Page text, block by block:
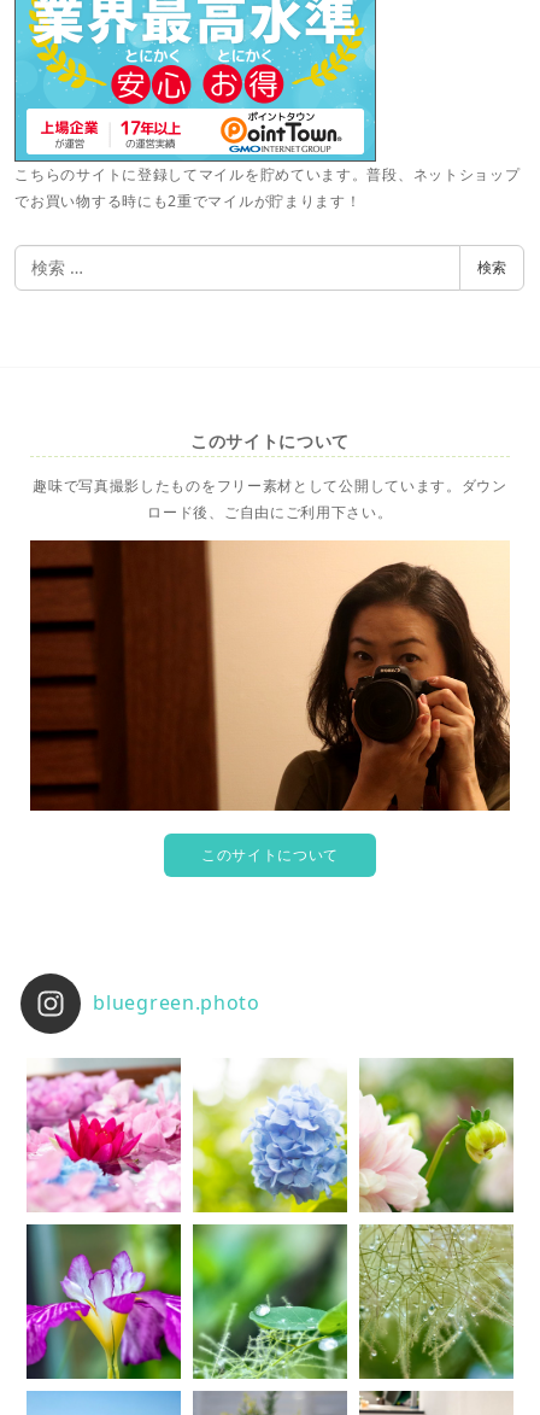
こちらのサイトに登録してマイルを貯めています。普段、ネットショップ
でお買い物する時にも2重でマイルが貯まります！
検
索
検索
このサイトについて
趣味で写真撮影したものをフリー素材として公開しています。ダウン
ロード後、ご自由にご利用下さい。
このサイトについて
bluegreen.photo